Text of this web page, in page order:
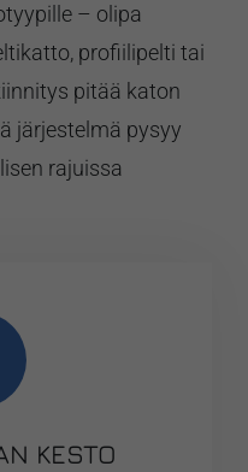
– olipa
profiilipelti tai
pitää katon
järjestelmä pysyy
rajuissa
KESTO